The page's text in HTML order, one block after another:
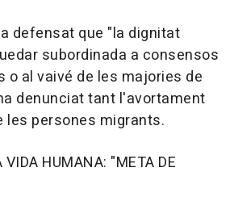
defensat que "la dignitat
subordinada a consensos
o al vaivé de les majories de
denunciat tant l'avortament
les persones migrants.
VIDA HUMANA: "META DE